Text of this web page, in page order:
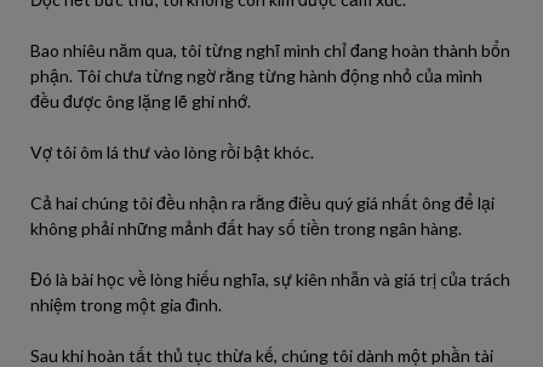
Bao nhiêu năm qua, tôi từng nghĩ mình chỉ đang hoàn thành bổn
phận. Tôi chưa từng ngờ rằng từng hành động nhỏ của mình
đều được ông lặng lẽ ghi nhớ.
Vợ tôi ôm lá thư vào lòng rồi bật khóc.
Cả hai chúng tôi đều nhận ra rằng điều quý giá nhất ông để lại
không phải những mảnh đất hay số tiền trong ngân hàng.
Đó là bài học về lòng hiếu nghĩa, sự kiên nhẫn và giá trị của trách
nhiệm trong một gia đình.
Sau khi hoàn tất thủ tục thừa kế, chúng tôi dành một phần tài